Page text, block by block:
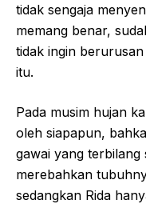
tidak sengaja
memang benar,
tidak ingin
itu.
Pada musim hujan
oleh siapapun,
gawai yang terbilang
merebahkan
sedangkan Rida